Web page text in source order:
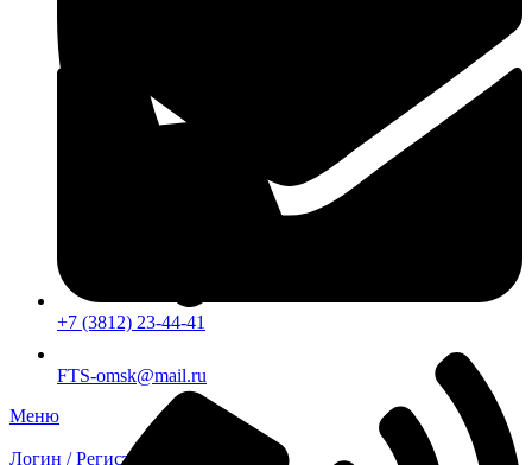
FTS-omsk@mail.ru
Меню
Логин / Регистрация
+7 (3812) 23-44-41